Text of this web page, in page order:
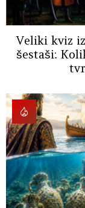
Veliki kviz
šestaši: